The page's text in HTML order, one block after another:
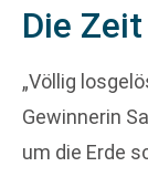
Die Zeit
„Völlig
Gewinnerin
um die Erde